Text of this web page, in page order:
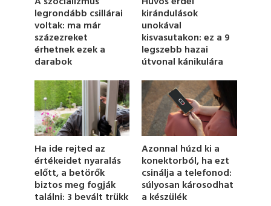
6
s
e
c
o
n
d
legrondább csillárai
voltak: ma már
százezreket
érhetnek ezek a
darabok
kirándulások
unokával
kisvasutakon: ez a 9
legszebb hazai
útvonal kánikulára
Ha ide rejted az
értékeidet nyaralás
előtt, a betörők
biztos meg fogják
találni: 3 bevált trükk
Azonnal húzd ki a
konektorból, ha ezt
csinálja a telefonod:
súlyosan károsodhat
a készülék